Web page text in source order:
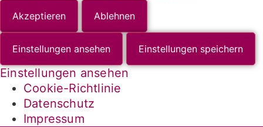
Akzeptieren Ablehnen
Einstellungen ansehen Einstellungen speichern
Einstellungen ansehen
Cookie-Richtlinie
Datenschutz
Impressum